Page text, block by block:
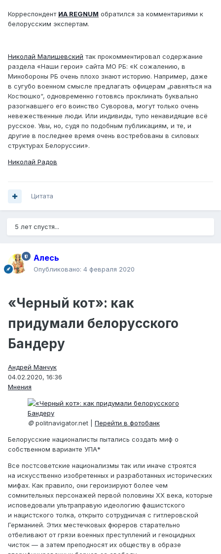
Корреспондент ИА REGNUM обратился за комментариями к
белорусским экспертам.
Николай Малишевский так прокомментировал содержание
раздела «Наши герои» сайта МО РБ: «К сожалению, в
Минобороны РБ очень плохо знают историю. Например, даже
в сугубо военном смысле предлагать офицерам „равняться на
Костюшко“, одновременно готовясь проклинать буквально
разогнавшего его воинство Суворова, могут только очень
невежественные люди. Или индивиды, тупо ненавидящие всё
русское. Увы, но, судя по подобным публикациям, и те, и
другие в последнее время очень востребованы в силовых
структурах Белоруссии».
Николай Радов
Цитата
5 лет спустя...
Алесь
Опубликовано: 4 февраля 2020
«Черный кот»: как
придумали белорусского
Бандеру
Андрей Манчук
04.02.2020, 16:36
Мнения
© politnavigator.net | Перейти в фотобанк
Белорусские националисты пытались создать миф о
собственном варианте УПА*
Все постсоветские национализмы так или иначе строятся
на искусственно изобретенных и разработанных исторических
мифах. Как правило, они героизируют более чем
сомнительных персонажей первой половины ХХ века, которые
исповедовали ультраправую идеологию фашистского
и нацистского толка, открыто сотрудничая с гитлеровской
Германией. Этих местечковых фюреров старательно
отбеливают от грязи военных преступлений и геноцидных
чисток — а затем преподносят их обществу в образе